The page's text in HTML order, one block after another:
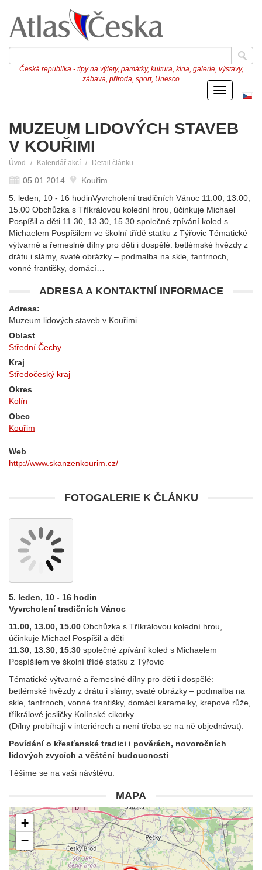
Česká republika - tipy na výlety, památky, kultura, kina, galerie, výstavy,
zábava, příroda, sport, Unesco
Menu
MUZEUM LIDOVÝCH STAVEB
V KOUŘIMI
Úvod Kalendář akcí Detail článku
05.01.2014
Kouřim
5. leden, 10 - 16 hodinVyvrcholení tradičních Vánoc 11.00, 13.00,
15.00 Obchůzka s Tříkrálovou kolední hrou, účinkuje Michael
Pospíšil a děti 11.30, 13.30, 15.30 společné zpívání koled s
Michaelem Pospíšilem ve školní třídě statku z Týřovic Tématické
výtvarné a řemeslné dílny pro děti i dospělé: betlémské hvězdy z
drátu i slámy, svaté obrázky – podmalba na skle, fanfrnoch,
vonné františky, domácí…
ADRESA A KONTAKTNÍ INFORMACE
Adresa:
Muzeum lidových staveb v Kouřimi
Oblast
Střední Čechy
Kraj
Středočeský kraj
Okres
Kolín
Obec
Kouřim
Web
http://www.skanzenkourim.cz/
FOTOGALERIE K ČLÁNKU
5. leden, 10 - 16 hodin
Vyvrcholení tradičních Vánoc
11.00, 13.00, 15.00 Obchůzka s Tříkrálovou kolední hrou,
účinkuje Michael Pospíšil a děti
11.30, 13.30, 15.30 společné zpívání koled s Michaelem
Pospíšilem ve školní třídě statku z Týřovic
Tématické výtvarné a řemeslné dílny pro děti i dospělé:
betlémské hvězdy z drátu i slámy, svaté obrázky – podmalba na
skle, fanfrnoch, vonné františky, domácí karamelky, krepové růže,
tříkrálové jesličky Kolínské cikorky.
(Dílny probíhají v interiérech a není třeba se na ně objednávat).
Povídání o křesťanské tradici i pověrách, novoročních
lidových zvycích a věštění budoucnosti
Těšíme se na vaši návštěvu.
MAPA
+
−